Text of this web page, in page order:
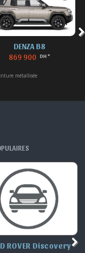
DENZA B5
900 - 699 900
métallisée
ROVER Discovery